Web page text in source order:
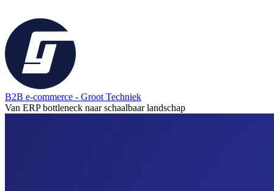
B2B e-commerce - Groot Techniek
Van ERP bottleneck naar schaalbaar landschap